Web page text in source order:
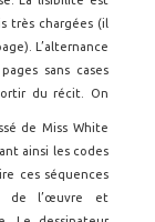
très chargées (il
L’alternance
sans cases
du récit.
On
de Miss White
ainsi les codes
ces séquences
de l’œuvre et